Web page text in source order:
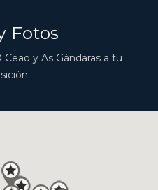
Fotos
y As Gándaras a tu